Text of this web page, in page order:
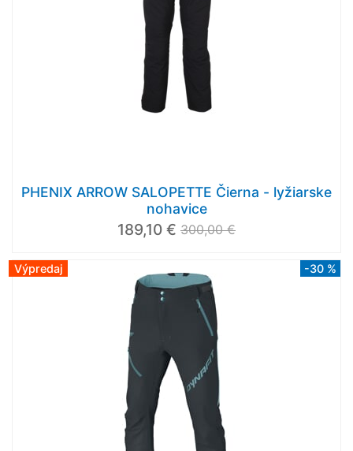
PHENIX ARROW SALOPETTE Čierna - lyžiarske
nohavice
189,10 € 300,00 €
Výpredaj -30 %